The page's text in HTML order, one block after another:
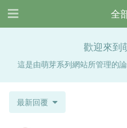
歡迎來到
這是由萌芽系列網站所管理的
全
最新回覆